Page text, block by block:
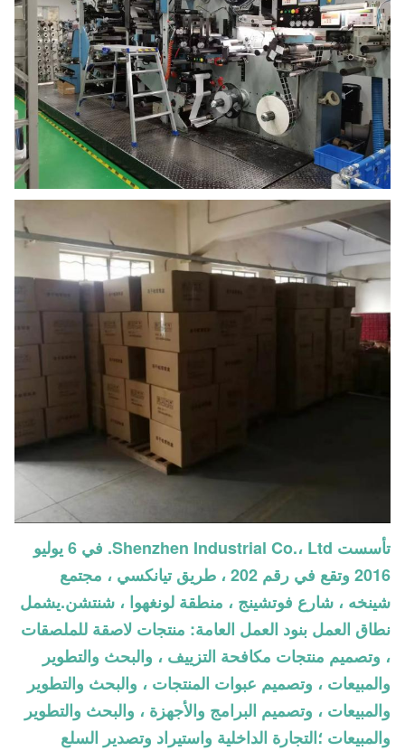
تأسست Shenzhen Industrial Co.، Ltd. في 6 يوليو
2016 وتقع في رقم 202 ، طريق تيانكسي ، مجتمع
شينخه ، شارع فوتشينج ، منطقة لونغهوا ، شنتشن.يشمل
نطاق العمل بنود العمل العامة: منتجات لاصقة للملصقات
، وتصميم منتجات مكافحة التزييف ، والبحث والتطوير
والمبيعات ، وتصميم عبوات المنتجات ، والبحث والتطوير
والمبيعات ، وتصميم البرامج والأجهزة ، والبحث والتطوير
والمبيعات ؛التجارة الداخلية واستيراد وتصدير السلع